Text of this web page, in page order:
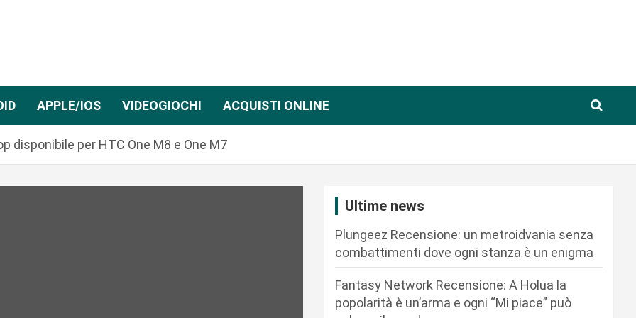
APPLE/IOS VIDEOGIOCHI ACQUISTI ONLINE
disponibile per HTC One M8 e One M7
Ultime news
Plungeez Recensione: un metroidvania senza
combattimenti dove ogni stanza è un enigma
Fantasy Network Recensione: A Holua la
popolarità è un’arma e ogni “Mi piace” può